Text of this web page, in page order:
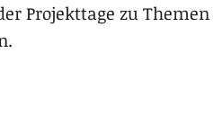
Projekttage zu Themen